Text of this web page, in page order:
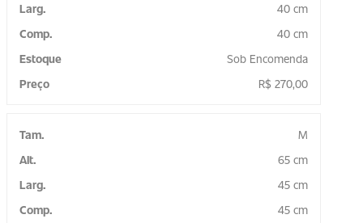
40 cm
40 cm
Sob Encomenda
R$ 270,00
M
65 cm
45 cm
45 cm